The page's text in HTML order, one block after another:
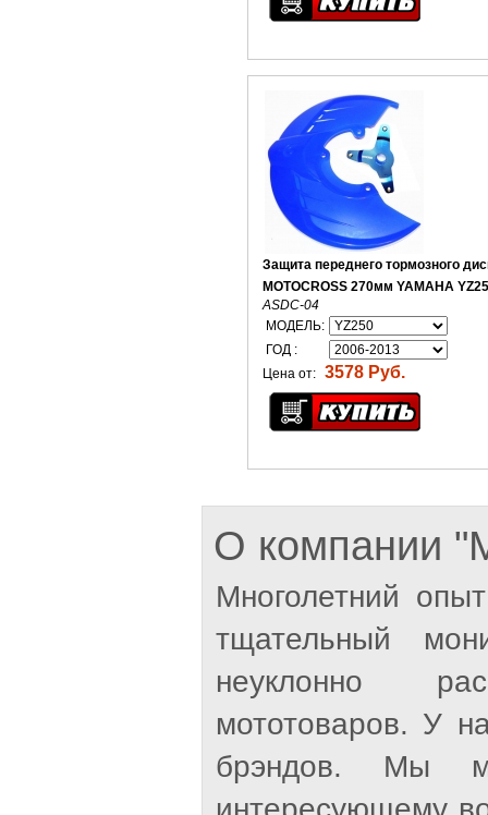
Защита переднего тормозного
MOTOCROSS 270мм YAMAHA
ASDC-04
МОДЕЛЬ:
ГОД :
Цена от: 3578 Руб.
О компании
Многолетний
тщательный
неуклонно
мототоваров. У
брэндов. Мы